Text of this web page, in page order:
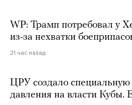
WP: Трамп потребовал у
из-за нехватки
21 час назад
ЦРУ создало специальную
давления на власти Кубы.